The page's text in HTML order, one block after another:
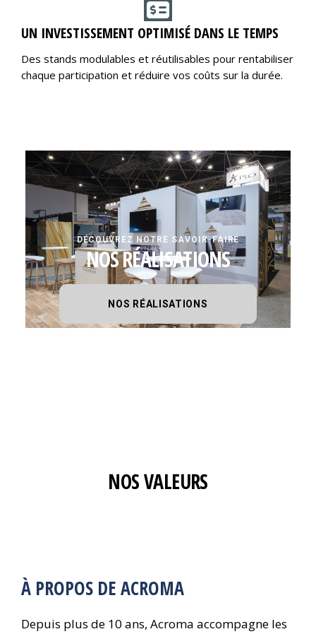
UN INVESTISSEMENT OPTIMISÉ DANS LE TEMPS
Des stands modulables et réutilisables pour rentabiliser
chaque participation et réduire vos coûts sur la durée.
DÉCOUVREZ NOTRE SAVOIR-FAIRE
NOS RÉALISATIONS
NOS RÉALISATIONS
NOS VALEURS
À PROPOS DE ACROMA
Depuis plus de 10 ans, Acroma accompagne les